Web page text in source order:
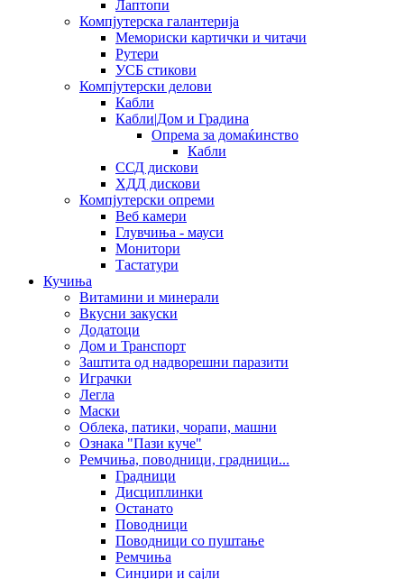
Лаптопи
Компјутерска галантерија
Мемориски картички и читачи
Рутери
УСБ стикови
Компјутерски делови
Кабли
Кабли|Дом и Градина
Опрема за домаќинство
Кабли
ССД дискови
ХДД дискови
Компјутерски опреми
Веб камери
Глувчиња - мауси
Монитори
Тастатури
Кучиња
Витамини и минерали
Вкусни закуски
Додатоци
Дом и Транспорт
Заштита од надворешни паразити
Играчки
Легла
Маски
Облека, патики, чорапи, машни
Ознака "Пази куче"
Ремчиња, поводници, градници...
Градници
Дисциплинки
Останато
Поводници
Поводници со пуштање
Ремчиња
Синџири и сајли